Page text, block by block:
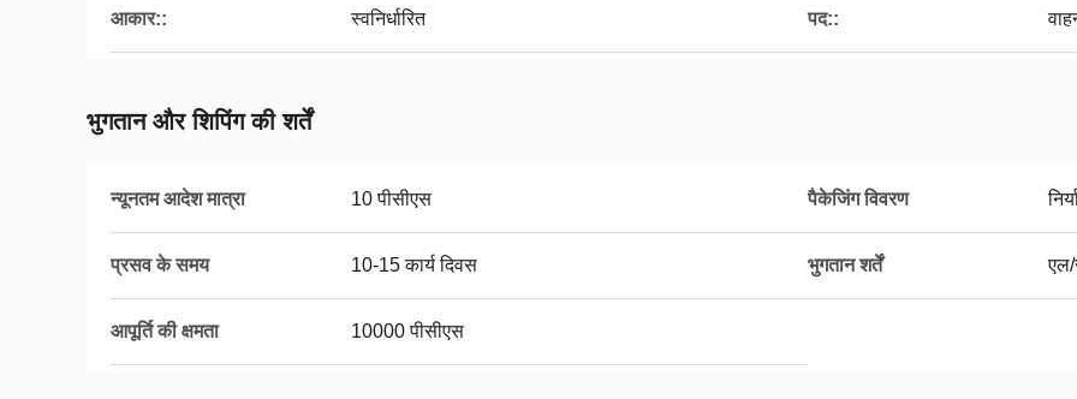
आकार:: स्वनिर्धारित पद::
भुगतान और शिपिंग की शर्तें
न्यूनतम आदेश मात्रा 10 पीसीएस पैकेजिंग विवरण
प्रसव के समय 10-15 कार्य दिवस भुगतान शर्तें एल/
आपूर्ति की क्षमता 10000 पीसीएस